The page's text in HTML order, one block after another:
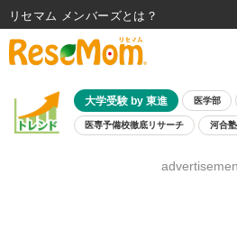
大学受験 by 東進 医学部
医専予備校徹底リサーチ 河合
8月開催学校説明会・相
リセマム メンバーズ